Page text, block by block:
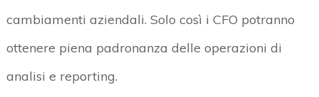
cambiamenti aziendali. Solo così i CFO potranno
ottenere piena padronanza delle operazioni di
analisi e reporting.